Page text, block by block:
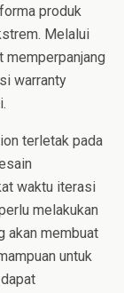
produk
Melalui
memperpanjang
warranty
terletak pada
waktu iterasi
melakukan
akan membuat
untuk